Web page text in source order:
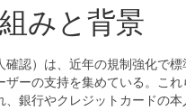
みと背景
認）は、近年の規制強化で標
ーの支持を集めている。こ
、銀行やクレジットカードの